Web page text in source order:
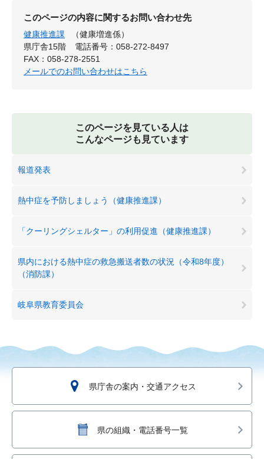
このページの内容に関するお問い合わせ先
健康推進課
（健康増進係）
県庁舎15階
電話番号：058-272-8497
FAX：058-278-2551
メールでのお問い合わせはこちら
このページを見ている人は
こんなページも見ています
報道発表
熱中症を予防しましょう（健康推進課）
「クーリングシェルター」の利用促進（健康推進課）
県内における熱中症の救急搬送者数の状況（令和8年度）
（消防課）
岐阜県教育委員会
県庁舎の案内・交通アクセス
県の組織・電話番号一覧